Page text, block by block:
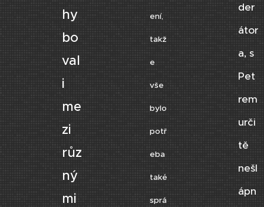
hy
bo
val
i
me
zi
růz
ný
mi
ení,
takž
e
vše
bylo
potř
eba
také
sprá
der
átor
a, s
Pet
rem
urči
tě
nešl
ápn